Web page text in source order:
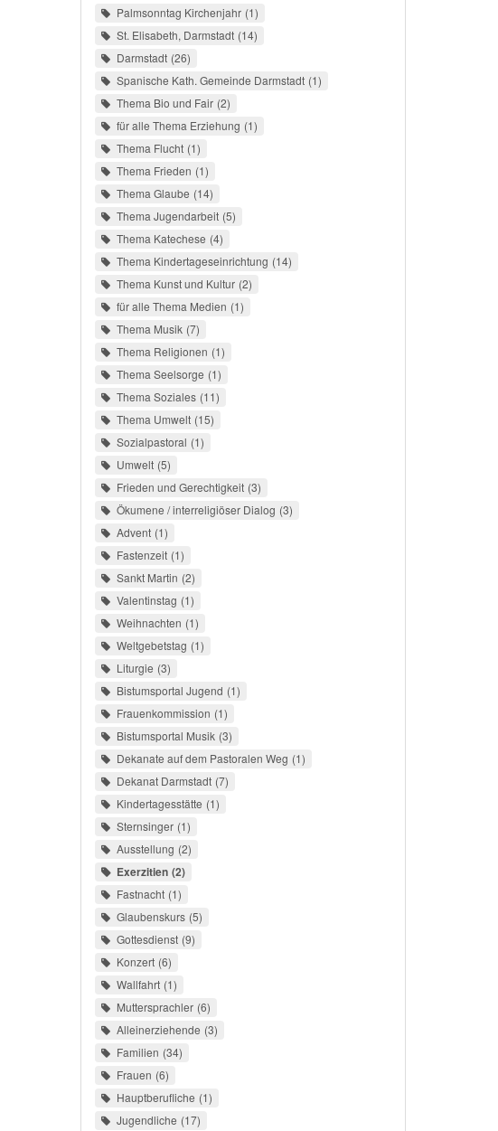
Palmsonntag Kirchenjahr 1
St. Elisabeth, Darmstadt 14
Darmstadt 26
Spanische Kath. Gemeinde Darmstadt 1
Thema Bio und Fair 2
für alle Thema Erziehung 1
Thema Flucht 1
Thema Frieden 1
Thema Glaube 14
Thema Jugendarbeit 5
Thema Katechese 4
Thema Kindertageseinrichtung 14
Thema Kunst und Kultur 2
für alle Thema Medien 1
Thema Musik 7
Thema Religionen 1
Thema Seelsorge 1
Thema Soziales 11
Thema Umwelt 15
Sozialpastoral 1
Umwelt 5
Frieden und Gerechtigkeit 3
Ökumene / interreligiöser Dialog 3
Advent 1
Fastenzeit 1
Sankt Martin 2
Valentinstag 1
Weihnachten 1
Weltgebetstag 1
Liturgie 3
Bistumsportal Jugend 1
Frauenkommission 1
Bistumsportal Musik 3
Dekanate auf dem Pastoralen Weg 1
Dekanat Darmstadt 7
Kindertagesstätte 1
Sternsinger 1
Ausstellung 2
Exerzitien 2
Fastnacht 1
Glaubenskurs 5
Gottesdienst 9
Konzert 6
Wallfahrt 1
Muttersprachler 6
Alleinerziehende 3
Familien 34
Frauen 6
Hauptberufliche 1
Jugendliche 17